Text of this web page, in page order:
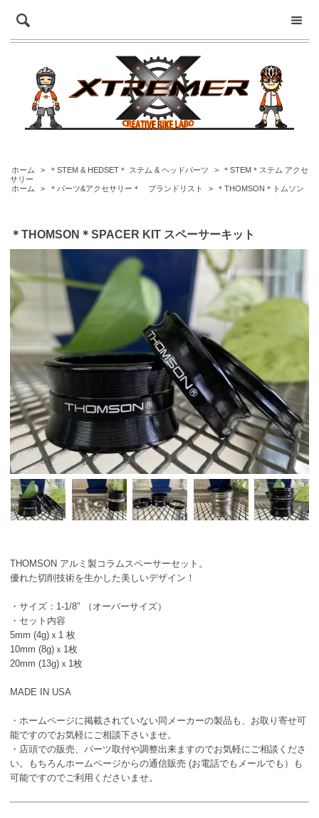
ホーム > ＊STEM & HEDSET＊ ステム & ヘッドパーツ >
＊STEM＊ステム アクセ
サリー
ホーム
> ＊パーツ&アクセサリー＊ ブランドリスト > ＊THOMSON＊トムソン
＊THOMSON＊SPACER KIT スペーサーキット
THOMSON アルミ製コラムスペーサーセット。
優れた切削技術を生かした美しいデザイン！
・サイズ：1-1/8″ （オーバーサイズ）
・セット内容
5mm (4g)ｘ1 枚
10mm (8g)ｘ1枚
20mm (13g)ｘ1枚
MADE IN USA
・ホームページに掲載されていない同メーカーの製品も、お取り寄せ可
能ですのでお気軽にご相談下さいませ。
・店頭での販売、パーツ取付や調整出来ますのでお気軽にご相談くださ
い。もちろんホームページからの通信販売 (お電話でもメールでも）も
可能ですのでご利用くださいませ。